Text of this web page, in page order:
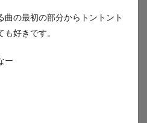
曲の最初の部分からトントント
好きです。
ー